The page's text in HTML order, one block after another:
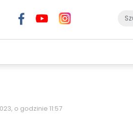
o godzinie 11:57